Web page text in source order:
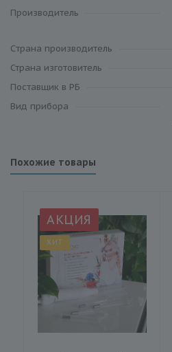
Производитель
Cтрана производитель
Страна изготовитель
Поставщик в РБ
Вид прибора
Похожие товары
АКЦИЯ
ХИТ